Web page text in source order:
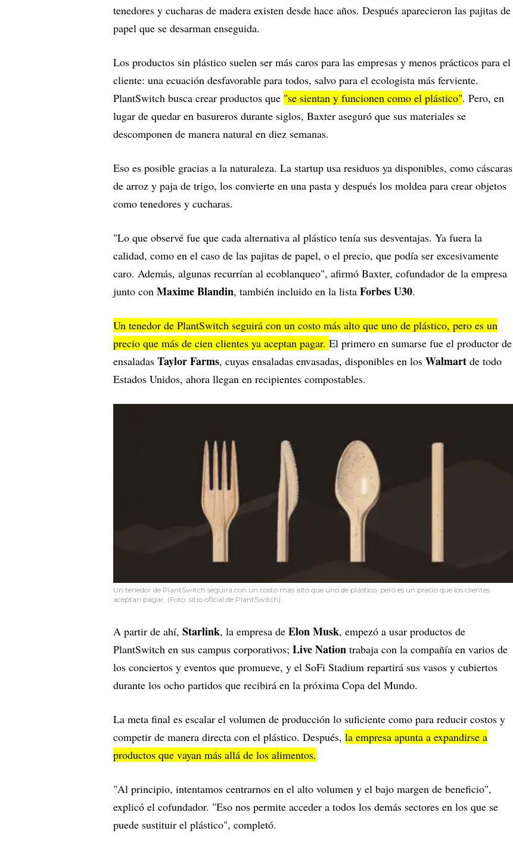
tenedores y cucharas de madera existen desde hace años. Después aparecieron las pajitas de
papel que se desarman enseguida.
Los productos sin plástico suelen ser más caros para las empresas y menos prácticos para el
cliente: una ecuación desfavorable para todos, salvo para el ecologista más ferviente.
PlantSwitch busca crear productos que "se sientan y funcionen como el plástico". Pero, en
lugar de quedar en basureros durante siglos, Baxter aseguró que sus materiales se
descomponen de manera natural en diez semanas.
Eso es posible gracias a la naturaleza. La startup usa residuos ya disponibles, como cáscaras
de arroz y paja de trigo, los convierte en una pasta y después los moldea para crear objetos
como tenedores y cucharas.
"Lo que observé fue que cada alternativa al plástico tenía sus desventajas. Ya fuera la
calidad, como en el caso de las pajitas de papel, o el precio, que podía ser excesivamente
caro. Además, algunas recurrían al ecoblanqueo", afirmó Baxter, cofundador de la empresa
junto con Maxime Blandin, también incluido en la lista Forbes U30.
Un tenedor de PlantSwitch seguirá con un costo más alto que uno de plástico, pero es un
precio que más de cien clientes ya aceptan pagar. El primero en sumarse fue el productor de
ensaladas Taylor Farms, cuyas ensaladas envasadas, disponibles en los Walmart de todo
Estados Unidos, ahora llegan en recipientes compostables.
Un tenedor de PlantSwitch seguirá con un costo más alto que uno de plástico, pero es un precio que los clientes
aceptan pagar. (Foto: sitio oficial de PlantSwitch).
A partir de ahí, Starlink, la empresa de Elon Musk, empezó a usar productos de
PlantSwitch en sus campus corporativos; Live Nation trabaja con la compañía en varios de
los conciertos y eventos que promueve, y el SoFi Stadium repartirá sus vasos y cubiertos
durante los ocho partidos que recibirá en la próxima Copa del Mundo.
La meta final es escalar el volumen de producción lo suficiente como para reducir costos y
competir de manera directa con el plástico. Después, la empresa apunta a expandirse a
productos que vayan más allá de los alimentos.
"Al principio, intentamos centrarnos en el alto volumen y el bajo margen de beneficio",
explicó el cofundador. "Eso nos permite acceder a todos los demás sectores en los que se
puede sustituir el plástico", completó.